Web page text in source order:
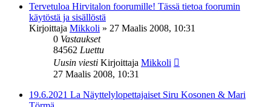
Tervetuloa Hirvitalon foorumille! Tässä tietoa foorumin
käytöstä ja sisällöstä
Kirjoittaja Mikkoli » 27 Maalis 2008, 10:31
0 Vastaukset
84562 Luettu
Uusin viesti Kirjoittaja Mikkoli
27 Maalis 2008, 10:31
19.6.2021 La Näyttelylopettajaiset Siru Kosonen & Mari